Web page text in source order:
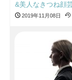
&美人なきつね顔
2019年11月08日